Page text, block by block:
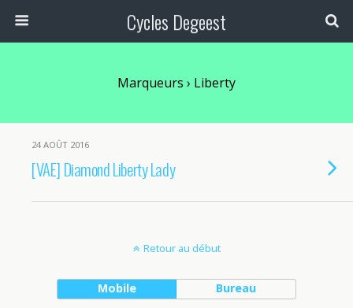
Cycles Degeest
Marqueurs › Liberty
24 AOÛT 2016
[VAE] Diamond Liberty Lady
Retour au début
Mobile Bureau